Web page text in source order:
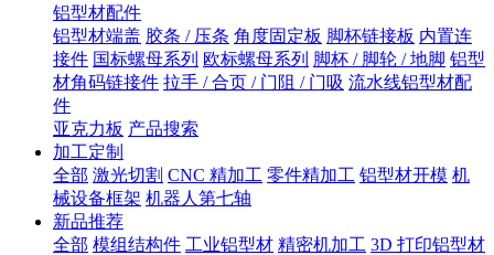
铝型材配件
铝型材端盖 胶条 / 压条 角度固定板 脚杯链接板 内置连
接件 国标螺母系列 欧标螺母系列 脚杯 / 脚轮 / 地脚 铝型
材角码链接件 拉手 / 合页 / 门阻 / 门吸 流水线铝型材配
件
亚克力板 产品搜索
加工定制
全部 激光切割 CNC 精加工 零件精加工 铝型材开模 机
械设备框架 机器人第七轴
新品推荐
全部 模组结构件 工业铝型材 精密机加工 3D 打印铝型材